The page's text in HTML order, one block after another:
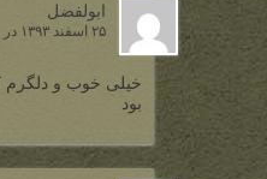
ابولفضل
۲۵ اسفند ۱۳۹۳ در ۱:۲۱ ق٫ظ
خیلی خوب و دلگرم
بود